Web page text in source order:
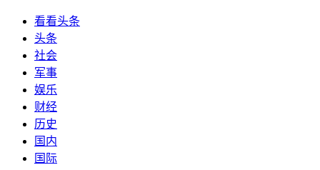
看看头条
头条
社会
军事
娱乐
财经
历史
国内
国际